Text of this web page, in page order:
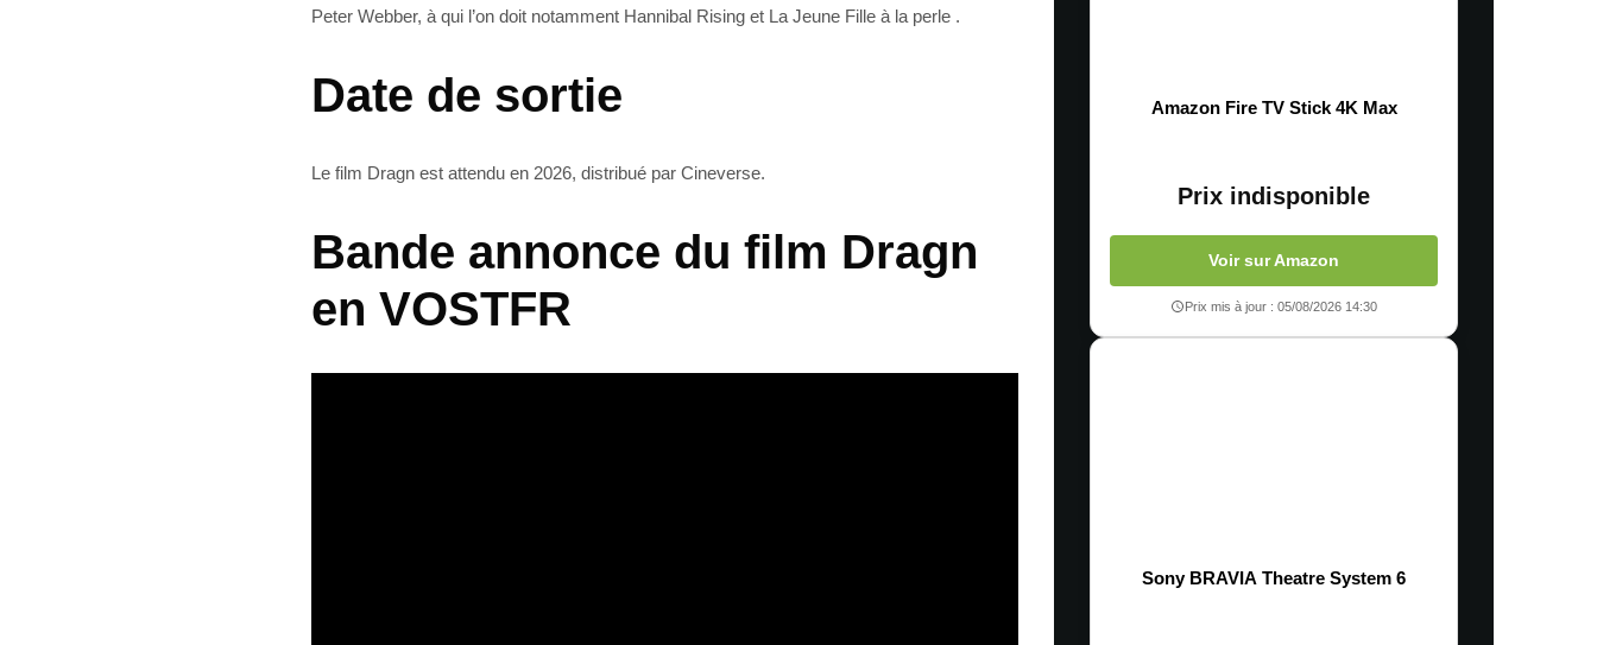
Peter Webber, à qui l’on doit notamment Hannibal Rising et La Jeune Fille à la perle .
Date de sortie
Le film Dragn est attendu en 2026, distribué par Cineverse.
Bande annonce du film Dragn
en VOSTFR
Amazon Fire TV Stick 4K Max
Prix indisponible
Voir sur Amazon
Prix mis à jour : 05/08/2026 14:30
Sony BRAVIA Theatre System 6